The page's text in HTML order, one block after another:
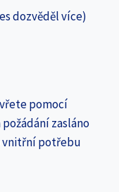
dozvěděl více)
pomocí
zasláno
vnitřní potřebu